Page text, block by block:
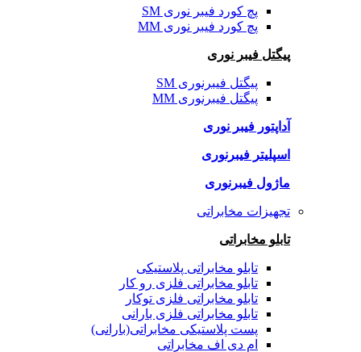
پچ کورد فیبر نوری SM
پچ کورد فیبر نوری MM
پیگتل فیبر نوری
پیگتل فیبرنوری SM
پیگتل فیبرنوری MM
آداپتور فیبر نوری
اسپلیتر فیبرنوری
ماژول فیبرنوری
تجهیزات مخابراتی
تابلو مخابراتی
تابلو مخابراتی پلاستیکی
تابلو مخابراتی فلزی رو کار
تابلو مخابراتی فلزی توکار
تابلو مخابراتی فلزی بارانی
پست پلاستیکی مخابراتی(بارانی)
ام دی اف مخابراتی